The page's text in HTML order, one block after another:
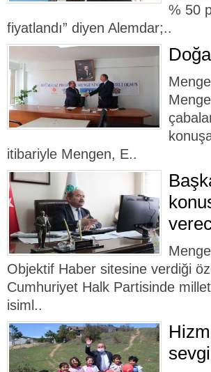
% 50
fiyatlandı” diyen Alemdar;..
itibariyle Mengen, E..
Objektif Haber sitesine verdiği
Cumhuriyet Halk Partisinde
isiml..